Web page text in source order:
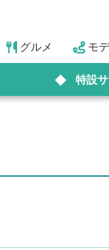
グルメ モ
特設